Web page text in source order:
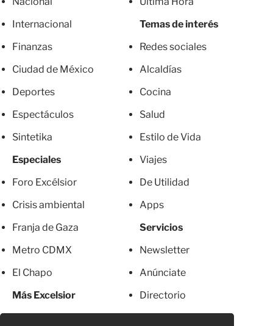
Internacional
Finanzas
Ciudad de México
Deportes
Espectáculos
Sintetika
Especiales
Foro Excélsior
Crisis ambiental
Franja de Gaza
Metro CDMX
El Chapo
Más Excelsior
Temas de interés
Redes sociales
Alcaldías
Cocina
Salud
Estilo de Vida
Viajes
De Utilidad
Apps
Servicios
Newsletter
Anúnciate
Directorio